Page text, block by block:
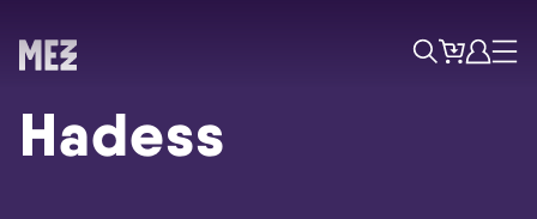
ZoekTicketsAccount
Menu
Hadess